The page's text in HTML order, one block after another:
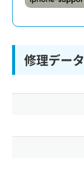
修理データ